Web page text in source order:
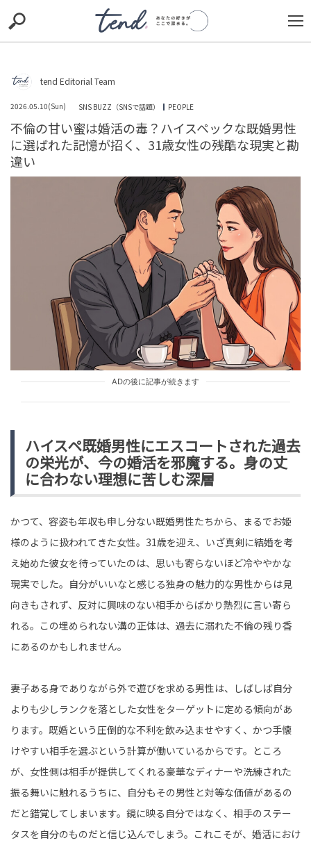
TIE-UP お出かけ original RECOMMED
trill nordot RECOMMEND ARENA TOP
「なんで連絡くれなかったの？」仲良くなったママ友か
ら頻繁に届くメッセージ。放置したままママ友に会う
と、身の毛もよだつ言葉...
TREND（トレンド深堀）
STORY
tend Editorial Team
「深夜に洗濯して何が悪い」と騒音を撒き散らす隣人→
大家のとった行動で静かになった理由とは【短編小説】
TREND（トレンド深堀）
STORY
年収1100万でも貯金150万？スタバのカップを愛する43
歳男性が35歳女性にフラれた切実な理由
SNS BUZZ（SNSで話題）
PEOPLE
Unmute /
tend Editorial Team
2026.05.10(Sun) SNS BUZZ（SNSで話題） PEOPLE
不倫の甘い蜜は婚活の毒？ハイスペックな既婚男性
に選ばれた記憶が招く、31歳女性の残酷な現実と勘
違い
ADの後に記事が続きます
ハイスペ既婚男性にエスコートされた過去
の栄光が、今の婚活を邪魔する。身の丈
に合わない理想に苦しむ深層
かつて、容姿も年収も申し分ない既婚男性たちから、まるでお姫
様のように扱われてきた女性。31歳を迎え、いざ真剣に結婚を考
え始めた彼女を待っていたのは、思いも寄らないほど冷ややかな
現実でした。自分がいいなと感じる独身の魅力的な男性からは見
向きもされず、反対に興味のない相手からばかり熱烈に言い寄ら
れる。この埋められない溝の正体は、過去に溺れた不倫の残り香
にあるのかもしれません。
妻子ある身でありながら外で遊びを求める男性は、しばしば自分
よりも少しランクを落とした女性をターゲットに定める傾向があ
ります。既婚という圧倒的な不利を飲み込ませやすく、かつ手懐
けやすい相手を選ぶという計算が働いているからです。ところ
が、女性側は相手が提供してくれる豪華なディナーや洗練された
振る舞いに触れるうちに、自分もその男性と対等な価値があるの
だと錯覚してしまいます。鏡に映る自分ではなく、相手のステー
タスを自分のものだと信じ込んでしまう。これこそが、婚活におけ